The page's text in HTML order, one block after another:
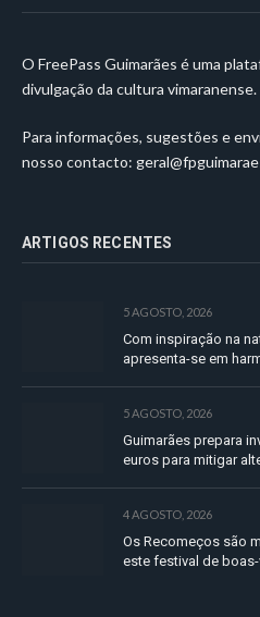
O FreePass Guimarães é uma
divulgação da cultura vimaranense.
Para informações, sugestões e
nosso contacto:
ARTIGOS RECENTES
5 AGOSTO, 2026
Com inspiração na
apresenta-se em
5 AGOSTO, 2026
Guimarães prepara
euros para mitigar
4 AGOSTO, 2026
Os Recomeços são
este festival de